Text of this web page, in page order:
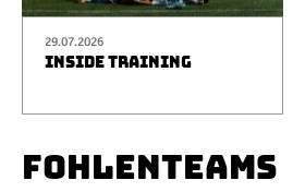
29.07.2026
INSIDE TRAINING
FOHLENTEAMS